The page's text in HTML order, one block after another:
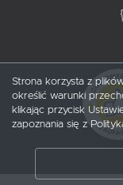
Strona korzysta z
określić warunki
klikając przycisk
zapoznania się z